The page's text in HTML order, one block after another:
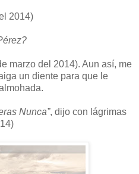
2014)
marzo del 2014). Aun así, me
un diente para que le
Nunca”, dijo con lágrimas